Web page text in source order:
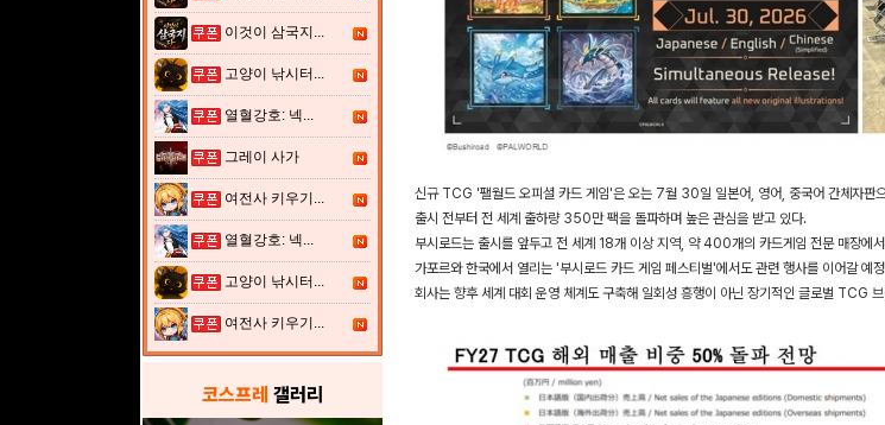
이것이 삼국지...
고양이 낚시터...
열혈강호: 넥...
그레이 사가
여전사 키우기...
열혈강호: 넥...
고양이 낚시터...
여전사 키우기...
코스프레 갤러리
신규 TCG '팰월드 오피셜 카드 게임'은 오는 7월 30일 일본어, 영어, 중국어 간체자
출시 전부터 전 세계 출하량 350만 팩을 돌파하며 높은 관심을 받고 있다.
부시로드는 출시를 앞두고 전 세계 18개 이상 지역, 약 400개의 카드게임 전문 매장
가포르와 한국에서 열리는 '부시로드 카드 게임 페스티벌'에서도 관련 행사를 이어갈
회사는 향후 세계 대회 운영 체계도 구축해 일회성 흥행이 아닌 장기적인 글로벌 TCG